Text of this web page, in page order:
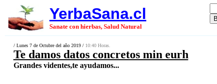
YerbaSana.cl
Sanate con hierbas, Salud Natural
/ Lunes 7 de Octubre del año 2019 / 10:40 Horas.
Te damos datos concretos min eurh
Grandes videntes,te ayudamos...